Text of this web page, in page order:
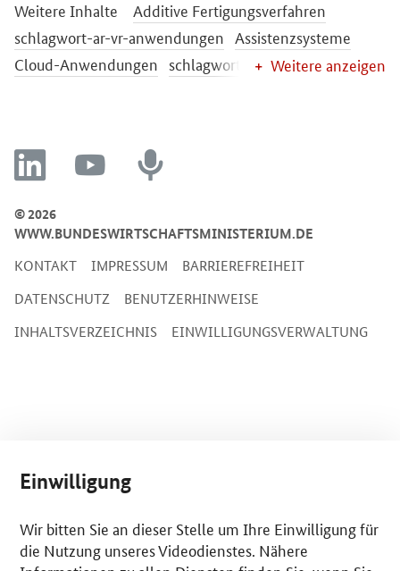
Weitere Inhalte
Additive Fertigungsverfahren
schlagwort-ar-vr-anwendungen Assistenzsysteme
Cloud-Anwendungen schlagwort-datenanalytik
eBusiness-Standards
schlagwort-finanzierung
Weitere anzeigen
linkedin youtube
© 2026
WWW.BUNDESWIRTSCHAFTSMINISTERIUM.DE
KONTAKT IMPRESSUM
BARRIEREFREIHEIT
DATENSCHUTZ
BENUTZERHINWEISE
INHALTSVERZEICHNIS
EINWILLIGUNGSVERWALTUNG
Einwilligung
Wir bitten Sie an dieser Stelle um Ihre Einwilligung für
die Nutzung unseres Videodienstes. Nähere